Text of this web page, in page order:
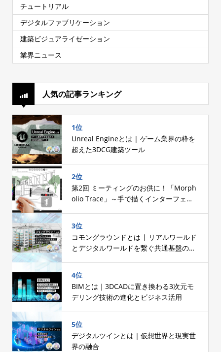
チュートリアル
デジタルファブリケーション
建築ビジュアライゼーション
業界ニュース
人気の記事ランキング
1位
Unreal Engineとは | ゲーム業界の枠を
超えた3DCG建築ツール
2位
第2回 ミーティングのお供に！「Morph
olio Trace」～手で描くインターフェー
3位
コモングラウンドとは | リアルワールド
とデジタルワールドを繋ぐ共通基盤の設
4位
BIMとは｜3DCADに置き換わる3次元モ
デリング技術の進化とビジネス活用
5位
デジタルツインとは｜仮想世界と現実世
界の融合